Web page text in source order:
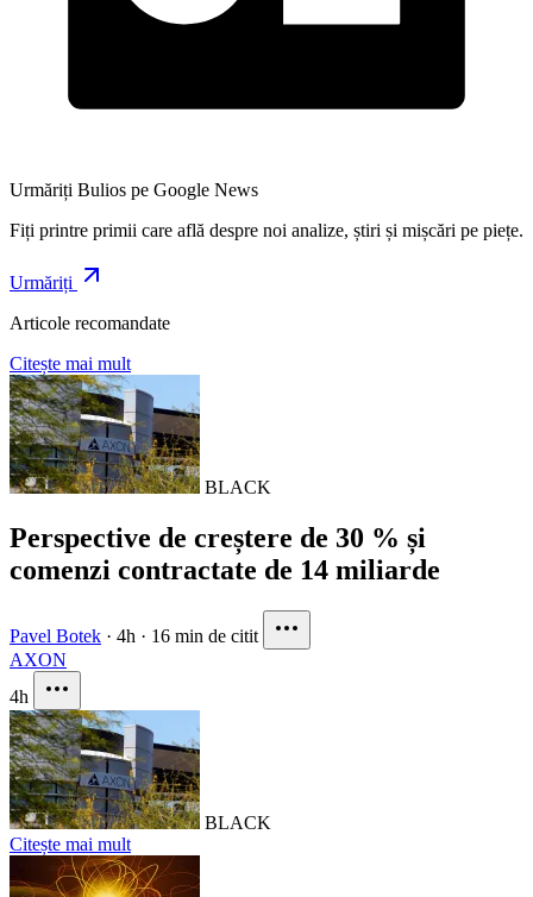
Urmăriți Bulios pe Google News
Fiți printre primii care află despre noi analize, știri și mișcări pe piețe.
Urmăriți
Articole recomandate
Citește mai mult
BLACK
Perspective de creștere de 30 % și
comenzi contractate de 14 miliarde
Pavel Botek · 4h · 16 min de citit
AXON
4h
BLACK
Citește mai mult